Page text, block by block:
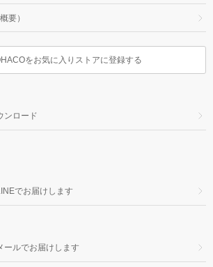
要）
をお気に入りストアに登録する
ンロード
でお届けします
ールでお届けします